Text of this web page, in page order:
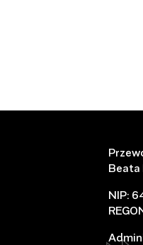
Beata
NIP: